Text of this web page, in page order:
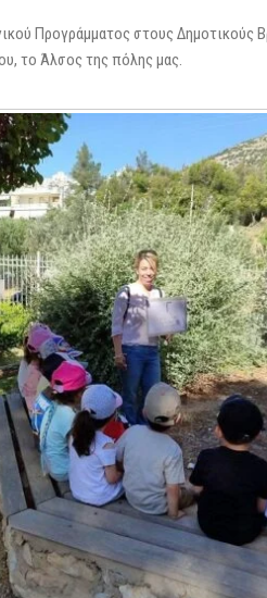
Προγράμματος στους Δημοτικούς
το Άλσος της πόλης μας.